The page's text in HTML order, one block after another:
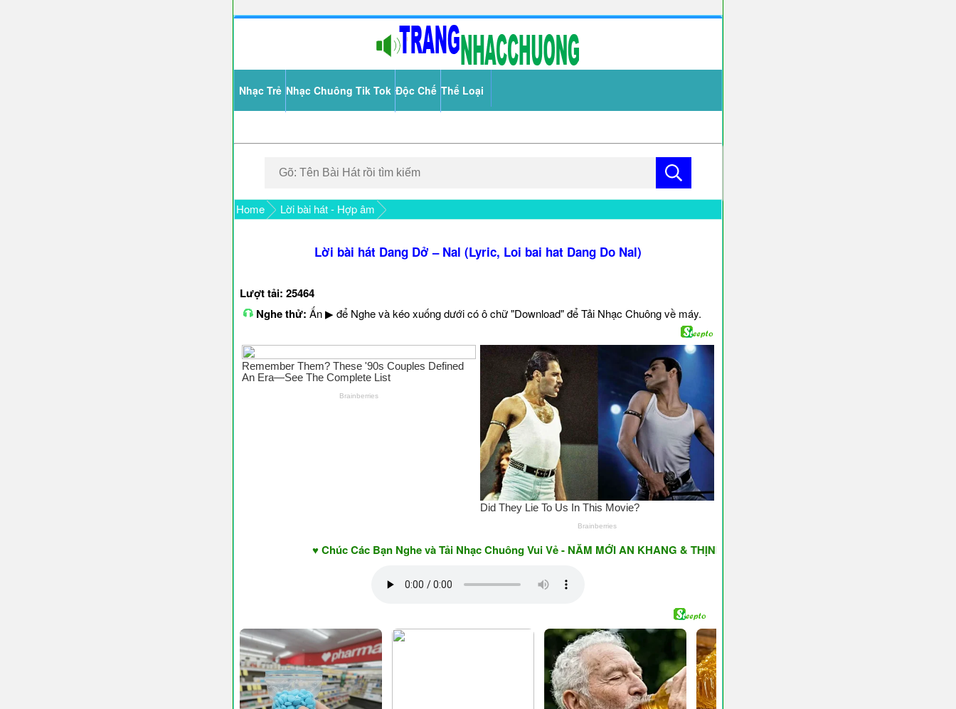
Nhạc Trẻ Nhạc Chuông Tik Tok Độc Chế Thể Loại
Home Lời bài hát - Hợp âm
Lời bài hát Dang Dở – Nal (Lyric, Loi bai hat Dang Do Nal)
Lượt tải: 25464
Nghe thử: Ấn ▶ để Nghe và kéo xuống dưới có ô chữ "Download" để Tải Nhạc Chuông về máy.
♥ Chúc Các Bạn Nghe và Tải Nhạc Chuông Vui Vẻ - NĂM MỚI AN KHANG & THỊNH VƯỢNG ♥ Have A Nice Day ♥